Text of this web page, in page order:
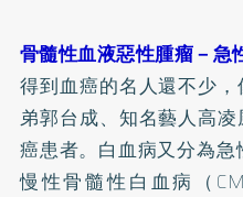
骨髓性血液惡性腫瘤－急
得到血癌的名人還不少
弟郭台成、知名藝人高
癌患者。白血病又分為急
慢性骨髓性白血病（